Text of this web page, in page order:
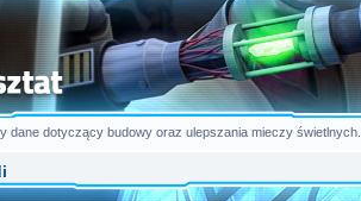
dane dotyczący budowy oraz ulepszania mieczy świetlnych.